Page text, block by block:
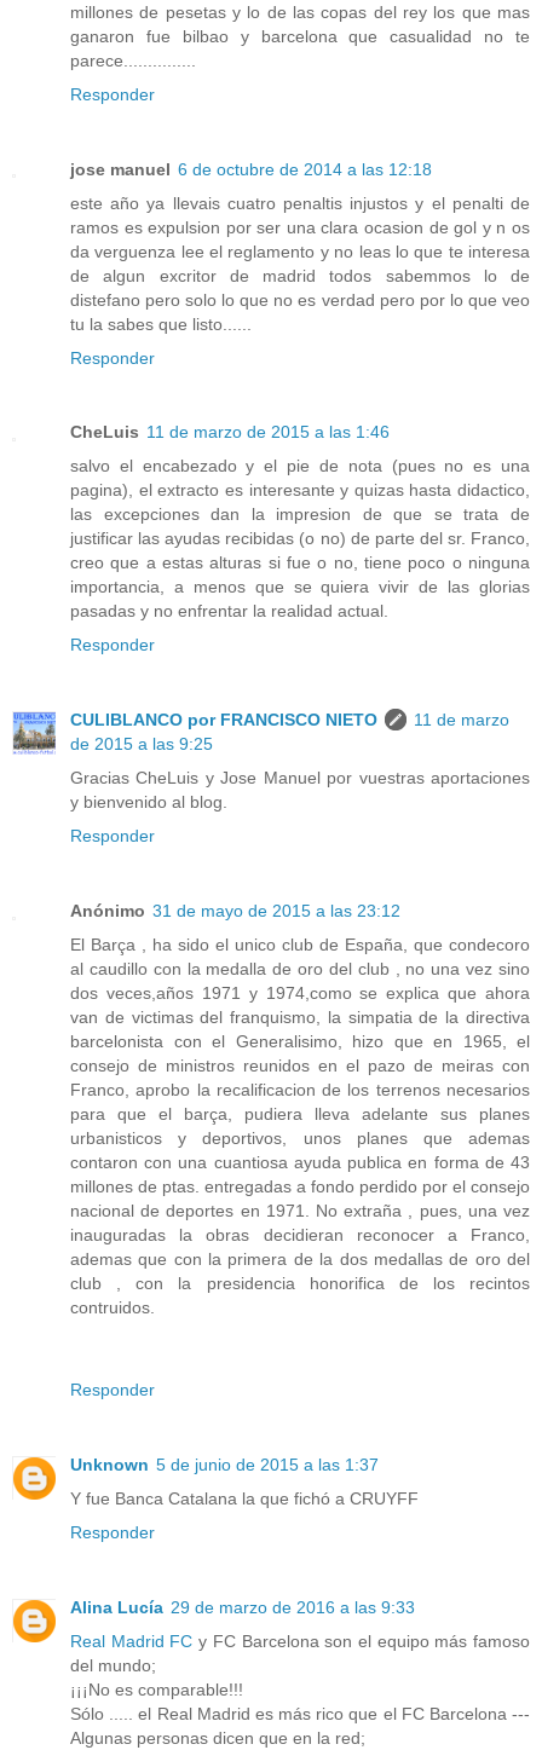
millones de pesetas y lo de las copas del rey los que mas
ganaron fue bilbao y barcelona que casualidad no te
parece...............
Responder
jose manuel 6 de octubre de 2014 a las 12:18
este año ya llevais cuatro penaltis injustos y el penalti de
ramos es expulsion por ser una clara ocasion de gol y n os
da verguenza lee el reglamento y no leas lo que te interesa
de algun excritor de madrid todos sabemmos lo de
distefano pero solo lo que no es verdad pero por lo que veo
tu la sabes que listo......
Responder
CheLuis 11 de marzo de 2015 a las 1:46
salvo el encabezado y el pie de nota (pues no es una
pagina), el extracto es interesante y quizas hasta didactico,
las excepciones dan la impresion de que se trata de
justificar las ayudas recibidas (o no) de parte del sr. Franco,
creo que a estas alturas si fue o no, tiene poco o ninguna
importancia, a menos que se quiera vivir de las glorias
pasadas y no enfrentar la realidad actual.
Responder
CULIBLANCO por FRANCISCO NIETO
11 de marzo
de 2015 a las 9:25
Gracias CheLuis y Jose Manuel por vuestras aportaciones
y bienvenido al blog.
Responder
Anónimo 31 de mayo de 2015 a las 23:12
El Barça , ha sido el unico club de España, que condecoro
al caudillo con la medalla de oro del club , no una vez sino
dos veces,años 1971 y 1974,como se explica que ahora
van de victimas del franquismo, la simpatia de la directiva
barcelonista con el Generalisimo, hizo que en 1965, el
consejo de ministros reunidos en el pazo de meiras con
Franco, aprobo la recalificacion de los terrenos necesarios
para que el barça, pudiera lleva adelante sus planes
urbanisticos y deportivos, unos planes que ademas
contaron con una cuantiosa ayuda publica en forma de 43
millones de ptas. entregadas a fondo perdido por el consejo
nacional de deportes en 1971. No extraña , pues, una vez
inauguradas la obras decidieran reconocer a Franco,
ademas que con la primera de la dos medallas de oro del
club , con la presidencia honorifica de los recintos
contruidos.
Responder
Unknown 5 de junio de 2015 a las 1:37
Y fue Banca Catalana la que fichó a CRUYFF
Responder
Alina Lucía 29 de marzo de 2016 a las 9:33
Real Madrid FC y FC Barcelona son el equipo más famoso
del mundo;
¡¡¡No es comparable!!!
Sólo ..... el Real Madrid es más rico que el FC Barcelona ---
Algunas personas dicen que en la red;